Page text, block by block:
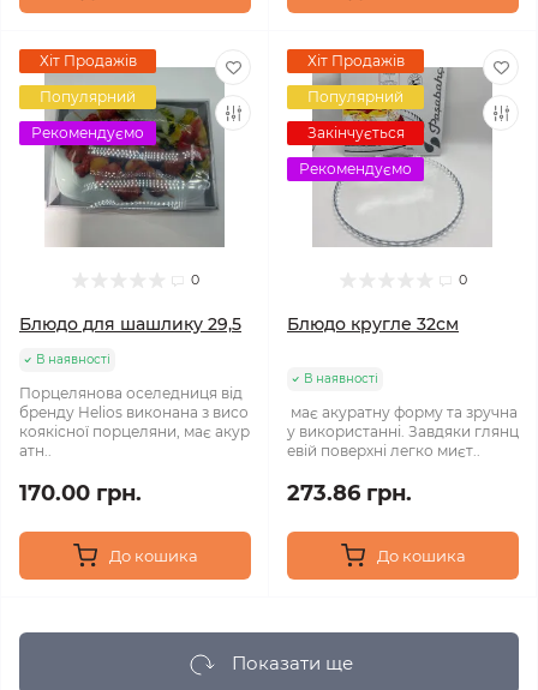
Хіт Продажів
Популярний
Рекомендуємо
0
Блюдо для шашлику 29,5
В наявності
Порцелянова оселедниця від
бренду Helios виконана з висо
коякісної порцеляни, має акур
атн..
170.00 грн.
До кошика
Хіт Продажів
Популярний
Закінчується
Рекомендуємо
0
Блюдо кругле 32см
В наявності
має акуратну форму та зручна
у використанні. Завдяки глянц
евій поверхні легко миєт..
273.86 грн.
До кошика
Показати ще